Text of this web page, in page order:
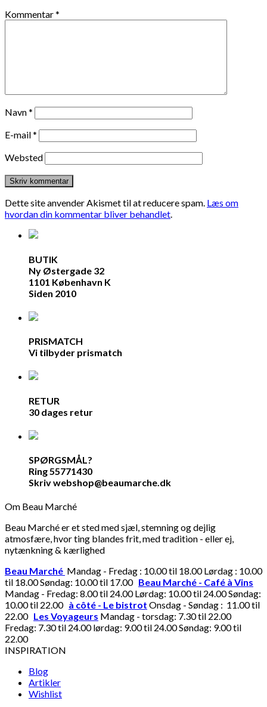
Kommentar*
Navn*
E-mail*
Websted
Dette site anvender Akismet til at reducere spam. Læs om
hvordan din kommentar bliver behandlet.
BUTIK
Ny Østergade 32
1101 København K
Siden 2010
PRISMATCH
Vi tilbyder prismatch
RETUR
30 dages retur
SPØRGSMÅL?
Ring 55771430
Skriv webshop@beaumarche.dk
Om Beau Marché
Beau Marché er et sted med sjæl, stemning og dejlig
atmosfære, hvor ting blandes frit, med tradition - eller ej,
nytænkning & kærlighed
Beau Marché Mandag - Fredag : 10.00 til 18.00 Lørdag : 10.00
til 18.00 Søndag: 10.00 til 17.00 Beau Marché - Café à Vins
Mandag - Fredag: 8.00 til 24.00 Lørdag: 10.00 til 24.00 Søndag:
10.00 til 22.00 à côté - Le bistrot Onsdag - Søndag : 11.00 til
22.00 Les Voyageurs Mandag - torsdag: 7.30 til 22.00
Fredag: 7.30 til 24.00 lørdag: 9.00 til 24.00 Søndag: 9.00 til
22.00
INSPIRATION
Blog
Artikler
Wishlist